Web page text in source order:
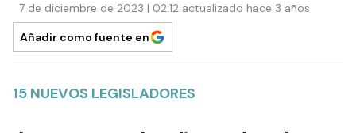
7 de diciembre de 2023 | 02:12 actualizado hace 3 años
Añadir como fuente en
15 NUEVOS LEGISLADORES